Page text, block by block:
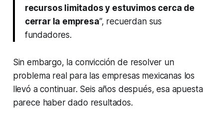
recursos limitados y estuvimos cerca de
cerrar la empresa”, recuerdan sus
fundadores.
Sin embargo, la convicción de resolver un
problema real para las empresas mexicanas los
llevó a continuar. Seis años después, esa apuesta
parece haber dado resultados.